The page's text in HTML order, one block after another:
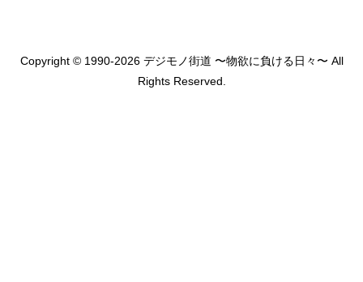
Copyright © 1990-2026 デジモノ街道 〜物欲に負ける日々〜 All
Rights Reserved.